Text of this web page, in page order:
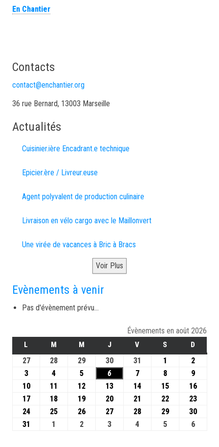
En Chantier
Contacts
contact@enchantier.org
36 rue Bernard, 13003 Marseille
Actualités
Cuisinier.ière Encadrant.e technique
Epicier.ère / Livreur.euse
Agent polyvalent de production culinaire
Livraison en vélo cargo avec le Maillonvert
Une virée de vacances à Bric à Bracs
Voir Plus
Evènements à venir
Pas d'évènement prévu...
Évènements en août 2026
L M M J V S D
27 28 29 30 31 1
2
3
4 5 6 7 8
9
10
11 12 13 14 15
16
17
18 19 20 21 22
23
24
25 26 27 28 29
30
31
1 2 3 4 5 6